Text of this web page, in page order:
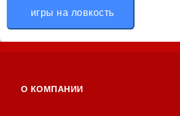
игры на ловкость
О КОМПАНИИ